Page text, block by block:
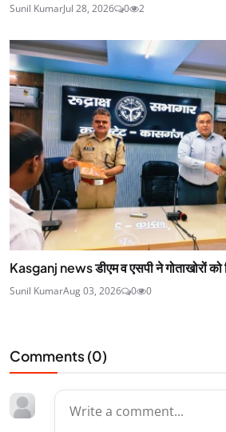
Sunil KumarJul 28, 2026 0 2
Kasganj news डीएम व एसपी ने गोताखोरों को
Sunil KumarAug 03, 2026 0 0
Comments (0)